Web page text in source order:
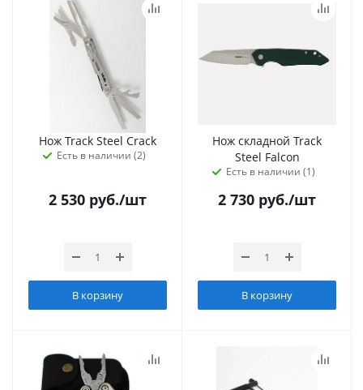
Нож Track Steel Crack
Есть в наличии (2)
2 530 руб./шт
В корзину
Нож складной Track
Steel Falcon
Есть в наличии (1)
2 730 руб./шт
В корзину